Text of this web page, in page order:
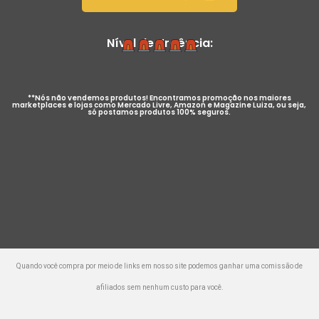
Nível de Urgência:
**Nós não vendemos produtos! Encontramos promoção nos maiores
marketplaces e lojas como Mercado Livre, Amazon e Magazine Luiza, ou seja,
só postamos produtos 100% seguros.
Quando você compra por meio de links em nosso site podemos ganhar uma comissão de
afiliados sem nenhum custo para você.